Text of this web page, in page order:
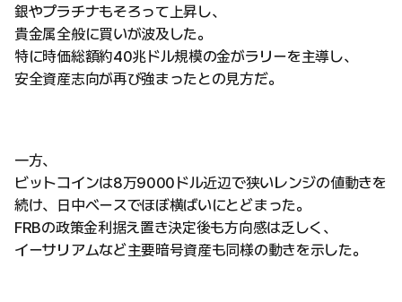
銀やプラチナもそろって上昇し、
貴金属全般に買いが波及した。
特に時価総額約40兆ドル規模の金がラリーを主導し、
安全資産志向が再び強まったとの見方だ。
一方、
ビットコインは8万9000ドル近辺で狭いレンジの値動きを
続け、日中ベースでほぼ横ばいにとどまった。
FRBの政策金利据え置き決定後も方向感は乏しく、
イーサリアムなど主要暗号資産も同様の動きを示した。